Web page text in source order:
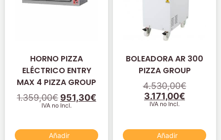
HORNO PIZZA
ELÉCTRICO ENTRY
MAX 4 PIZZA GROUP
1.359,00€ 951,30€
IVA no Incl.
Añadir
BOLEADORA AR 300
PIZZA GROUP
4.530,00€
3.171,00€
IVA no Incl.
Añadir